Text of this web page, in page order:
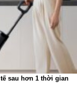
sau hơn 1 thời gian